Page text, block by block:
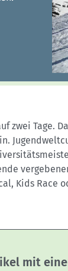
zwei Tage.
Kids Race
mit